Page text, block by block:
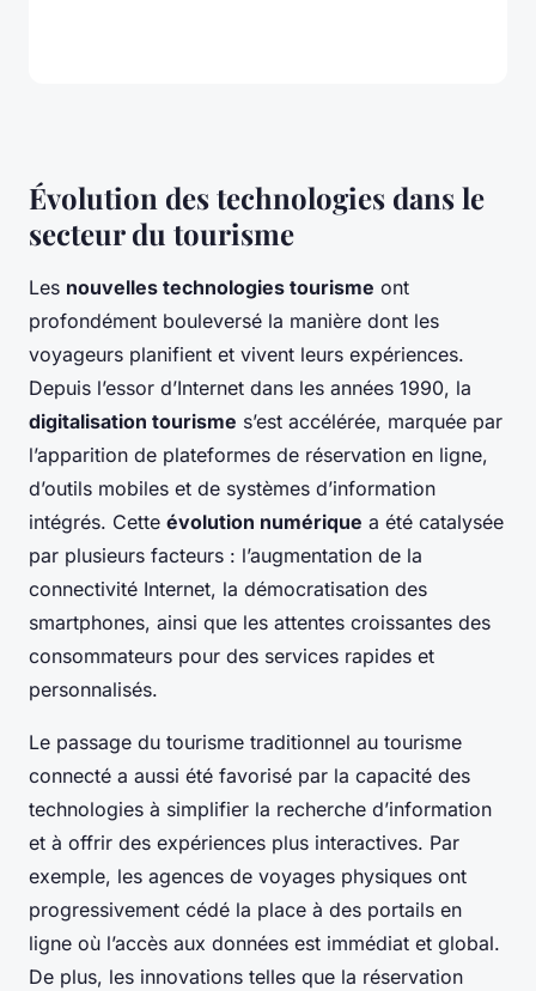
Évolution des technologies dans le
secteur du tourisme
Les nouvelles technologies tourisme ont
profondément bouleversé la manière dont les
voyageurs planifient et vivent leurs expériences.
Depuis l’essor d’Internet dans les années 1990, la
digitalisation tourisme s’est accélérée, marquée par
l’apparition de plateformes de réservation en ligne,
d’outils mobiles et de systèmes d’information
intégrés. Cette évolution numérique a été catalysée
par plusieurs facteurs : l’augmentation de la
connectivité Internet, la démocratisation des
smartphones, ainsi que les attentes croissantes des
consommateurs pour des services rapides et
personnalisés.
Le passage du tourisme traditionnel au tourisme
connecté a aussi été favorisé par la capacité des
technologies à simplifier la recherche d’information
et à offrir des expériences plus interactives. Par
exemple, les agences de voyages physiques ont
progressivement cédé la place à des portails en
ligne où l’accès aux données est immédiat et global.
De plus, les innovations telles que la réservation